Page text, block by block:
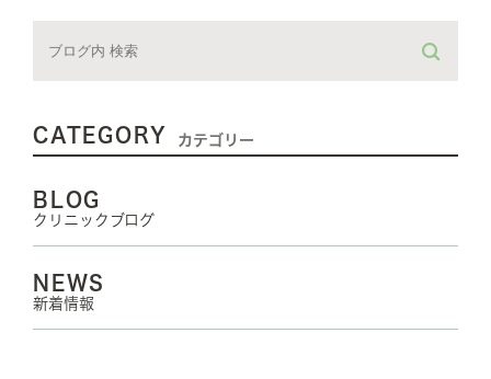
CATEGORY カテゴリー
BLOG
クリニックブログ
NEWS
新着情報